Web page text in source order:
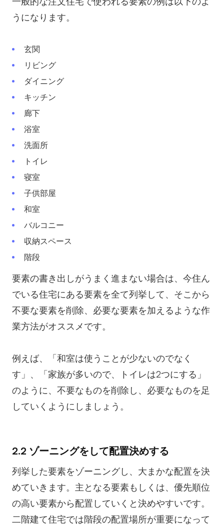
うになります。
玄関
リビング
ダイニング
キッチン
廊下
浴室
洗面所
トイレ
寝室
子供部屋
和室
バルコニー
収納スペース
階段
要素の書き出しがうまく進まない場合は、今住ん
でいる住宅にある要素を全て列挙して、そこから
不要な要素を削除、必要な要素を加えるような作
業方法がオススメです。
例えば、「和室は使うことが少ないのでなく
す」、「家族が多いので、トイレは2つにする」
のように、不要なものを削除し、必要なものを足
していくようにしましょう。
2.2 ゾーニングをして配置決めする
列挙した要素をゾーニングし、大まかな配置を決
めていきます。主となる要素もしくは、優先順位
の高い要素から配置していくと決めやすいです。
二階建て住宅では階段の配置場所が重要になって